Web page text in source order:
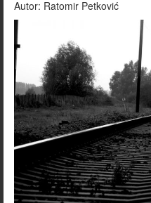
Autor: Ratomir Petković